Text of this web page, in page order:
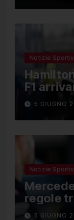
Notizie
F1
una
limitata
5 GIUGNO
Notizie
regole
5 GIUGNO